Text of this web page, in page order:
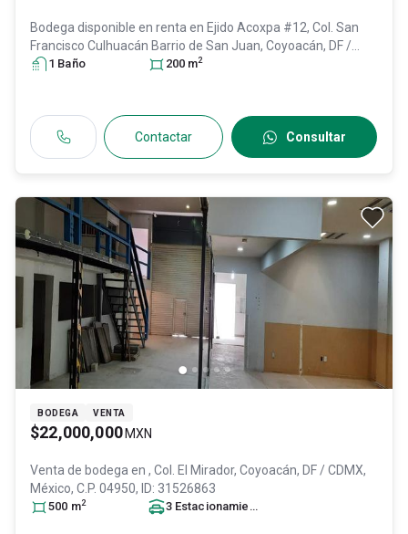
Bodega disponible en renta en Ejido Acoxpa #12, Col. San
Francisco Culhuacán Barrio de San Juan, Coyoacán, DF /
CDMX, México , C.P. 04260, ID:30512817
1 Baño 200 m2
Contactar Consultar
BODEGA VENTA
$22,000,000 MXN
Venta de bodega en , Col. El Mirador, Coyoacán, DF / CDMX,
México, C.P. 04950, ID: 31526863
500 m2 3 Estacionamiento